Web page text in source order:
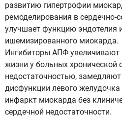
развитию гипертрофии
ремоделирования в сердечно-
улучшает функцию эндотелия
ишемизированного миокарда.
Ингибиторы АПФ увеличивают
жизни у больных хронической
недостаточностью,
дисфункции левого
инфаркт миокарда без
сердечной недостаточности.